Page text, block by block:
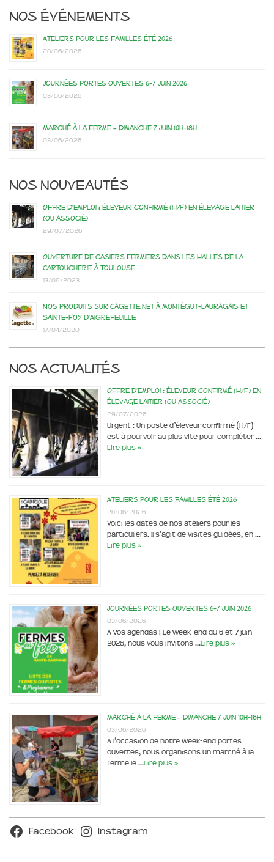
Nos événements
Ateliers pour les familles été 2026
28/06/2026
Journées portes ouvertes 6-7 juin 2026
03/06/2026
Marché à la ferme – dimanche 7 juin 10h-18h
03/06/2026
Nos nouveautés
Offre d’emploi : éleveur confirmé (H/F) en élevage laitier
(ou associé)
29/07/2026
Ouverture de casiers fermiers dans les Halles de la
Cartoucherie à Toulouse
13/09/2023
Nos produits sur Cagette.net à Montégut-Lauragais et
Sainte-Foy d’Aigrefeuille
17/04/2020
Nos actualités
Offre d’emploi : éleveur confirmé (H/F) en
élevage laitier (ou associé)
29/07/2026
Urgent : Un poste d’éleveur confirmé (H/F)
est à pourvoir au plus vite pour compléter …
Lire plus »
Ateliers pour les familles été 2026
28/06/2026
Voici les dates de nos ateliers pour les
particuliers. Il s’agit de visites guidées, en …
Lire plus »
Journées portes ouvertes 6-7 juin 2026
03/06/2026
A vos agendas ! Le week-end du 6 et 7 juin
2026, nous vous invitons …Lire plus »
Marché à la ferme – dimanche 7 juin 10h-18h
03/06/2026
A l’occasion de notre week-end portes
ouvertes, nous organisons un marché à la
ferme le …Lire plus »
Facebook Instagram